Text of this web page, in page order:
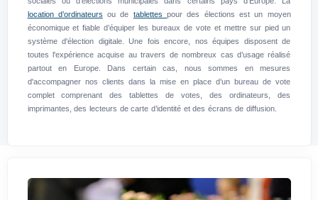
location d’ordinateurs ou de tablettespour des élections est un moyen
économique et fiable d’équiper les bureaux de vote et mettre sur pied un
système d'élection digitale. Une fois encore, nos équipes disposent de
toutes l'expérience acquise au travers de nombreux cas d’usage réalisé
partout en Europe. Dans certain cas, nous sommes en mesures
d'accompagner nos clients dans la mise en place d’un bureau de vote
complet comprenant des tablettes de votes, des ordinateurs, des
imprimantes, des lecteurs de carte d’identité et des écrans de diffusion.